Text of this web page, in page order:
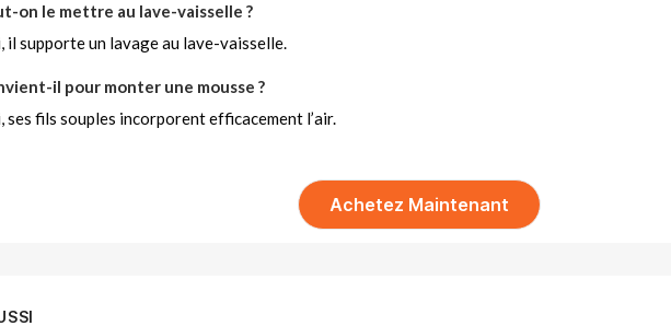
on le mettre au lave-vaisselle ?
il supporte un lavage au lave-vaisselle.
il pour monter une mousse ?
ses fils souples incorporent efficacement l’air.
Achetez Maintenant